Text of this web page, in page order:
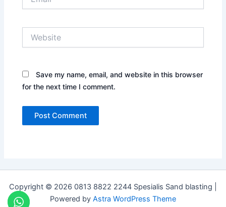
Save my name, email, and website in this browser
for the next time I comment.
Copyright © 2026 0813 8822 2244 Spesialis Sand blasting |
Powered by Astra WordPress Theme